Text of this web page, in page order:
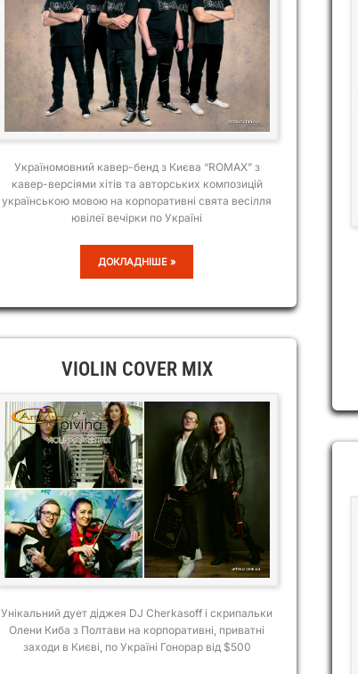
Україномовний кавер-бенд з Києва “ROMAX” з
кавер-версіями хітів та авторських композицій
українською мовою на корпоративні свята весілля
ювілеї вечірки по Україні
ROMAX
ДОКЛАДНІШЕ »
VIOLIN COVER MIX
Унікальний дует діджея DJ Cherkasoff і скрипальки
Олени Киба з Полтави на корпоративні, приватні
заходи в Києві, по Україні Гонорар від $500